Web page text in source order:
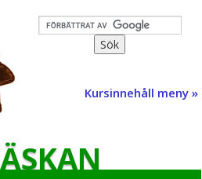
Kursinnehåll meny »